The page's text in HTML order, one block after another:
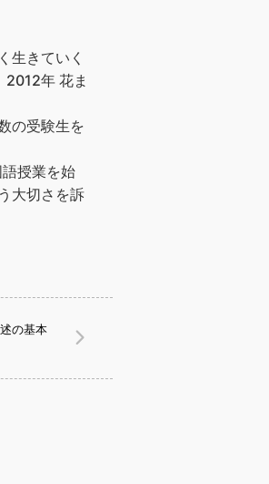
生きていく
年 花ま
の受験生を
授業を始
大切さを訴
の基本